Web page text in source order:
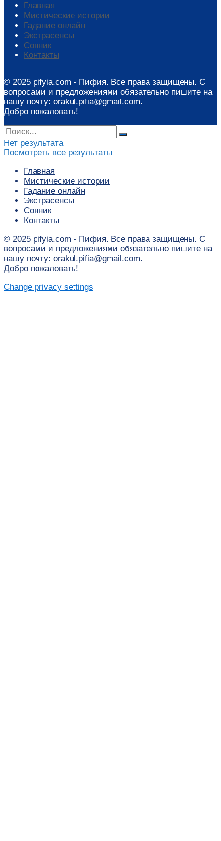
Главная
Мистические истории
Гадание онлайн
Экстрасенсы
Сонник
Контакты
© 2025 pifyia.com - Пифия. Все права защищены. С
вопросами и предложениями обязательно пишите на
нашу почту: orakul.pifia@gmail.com.
Добро пожаловать!
Нет результата
Посмотреть все результаты
Главная
Мистические истории
Гадание онлайн
Экстрасенсы
Сонник
Контакты
© 2025 pifyia.com - Пифия. Все права защищены. С
вопросами и предложениями обязательно пишите на
нашу почту: orakul.pifia@gmail.com.
Добро пожаловать!
Change privacy settings